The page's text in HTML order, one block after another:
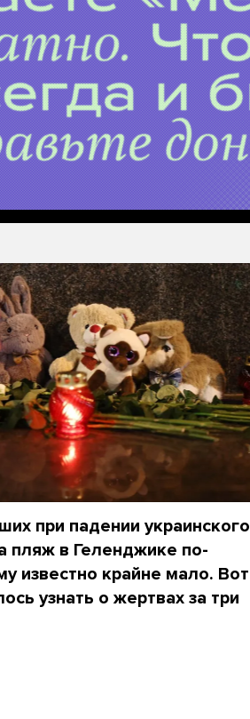
при падении украинского
пляж в Геленджике по-
известно крайне мало. Вот
узнать о жертвах за три